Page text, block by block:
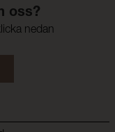
oss?
nedan